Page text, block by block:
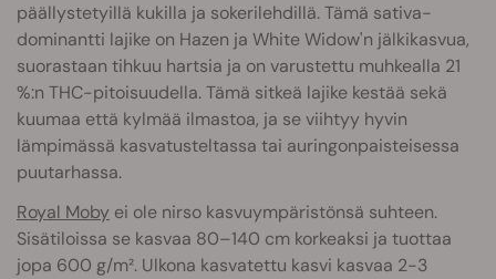
päällystetyillä kukilla ja sokerilehdillä. Tämä sativa-
dominantti lajike on Hazen ja White Widow'n jälkikasvua,
suorastaan tihkuu hartsia ja on varustettu muhkealla 21
%:n THC-pitoisuudella. Tämä sitkeä lajike kestää sekä
kuumaa että kylmää ilmastoa, ja se viihtyy hyvin
lämpimässä kasvatusteltassa tai auringonpaisteisessa
puutarhassa.
Royal Moby ei ole nirso kasvuympäristönsä suhteen.
Sisätiloissa se kasvaa 80–140 cm korkeaksi ja tuottaa
jopa 600 g/m². Ulkona kasvatettu kasvi kasvaa 2-3